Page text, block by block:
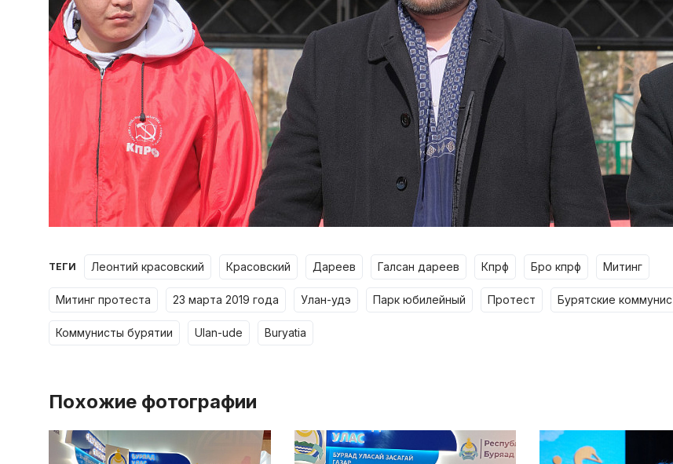
ТЕГИ леонтий красовский красовский дареев галсан дареев кпрф бро кпрф митинг
митинг протеста 23 марта 2019 года улан-удэ парк юбилейный протест бурятские
коммунисты бурятии ulan-ude buryatia
Похожие фотографии